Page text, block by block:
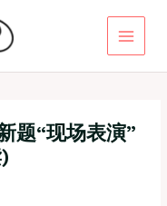
题“现场表演”